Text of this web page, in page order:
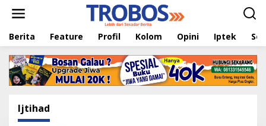
t
Berita Feature Profil Kolom Opini Iptek
Ijtihad